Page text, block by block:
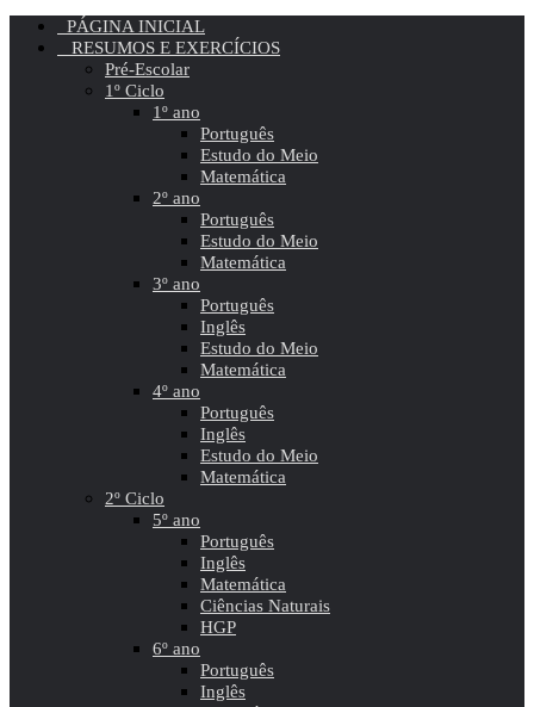
PÁGINA INICIAL
RESUMOS E EXERCÍCIOS
Pré-Escolar
1º Ciclo
1º ano
Português
Estudo do Meio
Matemática
2º ano
Português
Estudo do Meio
Matemática
3º ano
Português
Inglês
Estudo do Meio
Matemática
4º ano
Português
Inglês
Estudo do Meio
Matemática
2º Ciclo
5º ano
Português
Inglês
Matemática
Ciências Naturais
HGP
6º ano
Português
Inglês